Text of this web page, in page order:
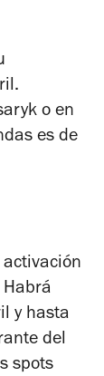
o en
es de
y hasta
del
spots